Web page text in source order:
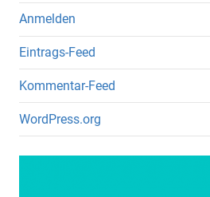
Anmelden
Eintrags-Feed
Kommentar-Feed
WordPress.org